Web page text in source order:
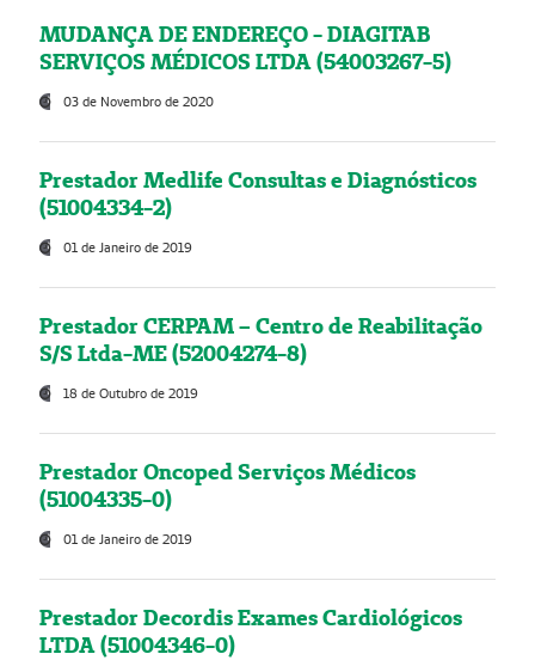
MUDANÇA DE ENDEREÇO - DIAGITAB
SERVIÇOS MÉDICOS LTDA (54003267-5)
03 de Novembro de 2020
Prestador Medlife Consultas e Diagnósticos
(51004334-2)
01 de Janeiro de 2019
Prestador CERPAM – Centro de Reabilitação
S/S Ltda-ME (52004274-8)
18 de Outubro de 2019
Prestador Oncoped Serviços Médicos
(51004335-0)
01 de Janeiro de 2019
Prestador Decordis Exames Cardiológicos
LTDA (51004346-0)